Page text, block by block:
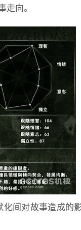
向。
间对故事造成的